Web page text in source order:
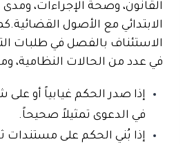
القانون، وصحة الإجراءات،
الابتدائي مع الأصول القضائية.
الاستئناف بالفصل في طلبات
في عدد من الحالات النظامية،
إذا صدر الحكم غيابياً أو
في الدعوى تمثيلاً صحيحاً.
إذا بُني الحكم على مستندات